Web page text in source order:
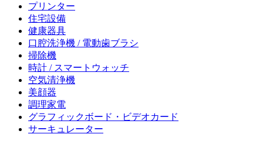
プリンター
住宅設備
健康器具
口腔洗浄機 / 電動歯ブラシ
掃除機
時計 / スマートウォッチ
空気清浄機
美顔器
調理家電
グラフィックボード・ビデオカード
サーキュレーター